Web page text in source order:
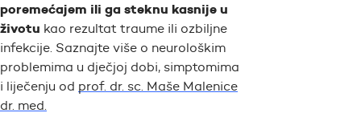
poremećajem ili ga steknu kasnije u
životu kao rezultat traume ili ozbiljne
infekcije. Saznajte više o neurološkim
problemima u dječjoj dobi, simptomima
i liječenju od prof. dr. sc. Maše Malenice
dr. med.